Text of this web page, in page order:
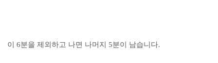
이 6분을 제외하고 나면 나머지 5분이 남습니다.